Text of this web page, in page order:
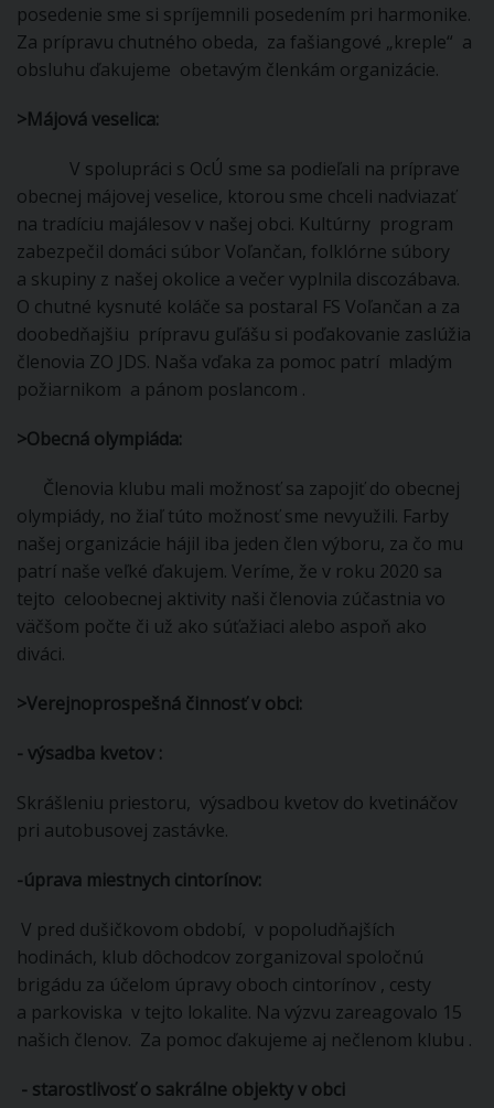
posedenie sme si spríjemnili posedením pri harmonike.
Za prípravu chutného obeda, za fašiangové „kreple“ a
obsluhu ďakujeme obetavým členkám organizácie.
>Májová veselica:
V spolupráci s OcÚ sme sa podieľali na príprave
obecnej májovej veselice, ktorou sme chceli nadviazať
na tradíciu majálesov v našej obci. Kultúrny program
zabezpečil domáci súbor Voľančan, folklórne súbory
a skupiny z našej okolice a večer vyplnila discozábava.
O chutné kysnuté koláče sa postaral FS Voľančan a za
doobedňajšiu prípravu guľášu si poďakovanie zaslúžia
členovia ZO JDS. Naša vďaka za pomoc patrí mladým
požiarnikom a pánom poslancom .
>Obecná olympiáda:
Členovia klubu mali možnosť sa zapojiť do obecnej
olympiády, no žiaľ túto možnosť sme nevyužili. Farby
našej organizácie hájil iba jeden člen výboru, za čo mu
patrí naše veľké ďakujem. Veríme, že v roku 2020 sa
tejto celoobecnej aktivity naši členovia zúčastnia vo
väčšom počte či už ako súťažiaci alebo aspoň ako
diváci.
>Verejnoprospešná činnosť v obci:
- výsadba kvetov :
Skrášleniu priestoru, výsadbou kvetov do kvetináčov
pri autobusovej zastávke.
-úprava miestnych cintorínov:
V pred dušičkovom období, v popoludňajších
hodinách, klub dôchodcov zorganizoval spoločnú
brigádu za účelom úpravy oboch cintorínov , cesty
a parkoviska v tejto lokalite. Na výzvu zareagovalo 15
našich členov. Za pomoc ďakujeme aj nečlenom klubu .
- starostlivosť o sakrálne objekty v obci